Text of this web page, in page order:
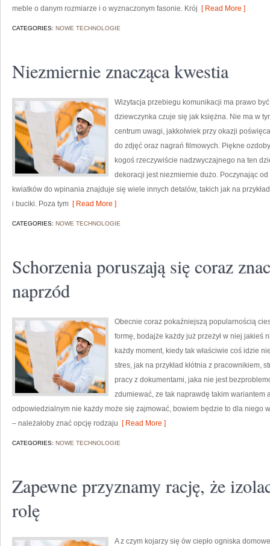
meble o danym rozmiarze i o wyznaczonym fasonie. Krój [ Read More ]
CATEGORIES: NOWE TECHNOLOGIE
Niezmiernie znacząca kwestia
Wizytacja przebiegu komunikacji ma prawo
dziewczynka czuje się jak księżna. Nie ma w
centrum uwagi, jakkolwiek przy okazji
do zdjęć oraz nagrań filmowych. Piękne
kogoś rzeczywiście nadzwyczajnego na ten
dekoracji jest niezmiernie dużo. Poczynając
kwiatków do wpinania znajduje się wiele innych detalów, takich jak na
i buciki. Poza tym [ Read More ]
CATEGORIES: NOWE TECHNOLOGIE
Schorzenia poruszają się coraz
naprzód
Obecnie coraz pokaźniejszą popularnością
formę, bodajże każdy już przeżył w niej jakieś
każdy moment, kiedy tak właściwie coś idzie
stres, jak na przykład kłótnia z pracownikiem,
pracy z dokumentami, jaka nie jest
zdumiewać, ze tak naprawdę takim wariantem
odpowiedzialnym nie każdy może się zajmować, bowiem będzie to dla niego
– należałoby znać opcję rodzaju [ Read More ]
CATEGORIES: NOWE TECHNOLOGIE
Zapewne przyznamy rację, że
rolę
A z czym kojarzy się ów ciepło ogniska